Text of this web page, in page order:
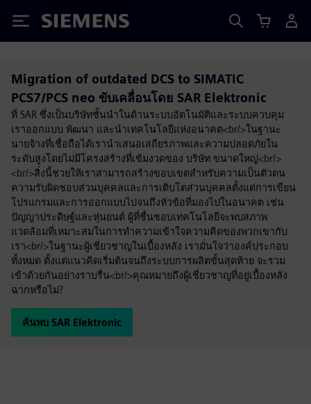
Siemens
Migration of outdated DCS to SIMATIC
PCS7/PCS neo ขับเคลื่อนโดย SAR Elektronic
ที่ SAR ซึ่งเป็นบริษัทชั้นนำในด้านระบบอัตโนมัติและระบบควบคุม
เราออกแบบ พัฒนา และนำเทคโนโลยีแห่งอนาคต<br/>ในฐานะ
นายจ้างที่เชื่อถือได้เรานำเสนอเสถียรภาพและความปลอดภัยใน
ระดับสูงโดยไม่มีโครงสร้างที่เข้มงวดของ บริษัท ขนาดใหญ่<br/>
<br/>สิ่งนี้ช่วยให้เราสามารถสร้างขอบเขตสำหรับความเป็นตัวตน
ความรับผิดชอบส่วนบุคคลและการเติบโตส่วนบุคคลตั้งแต่การเขียน
โปรแกรมและการออกแบบไปจนถึงหัวข้อที่มองไปในอนาคต เช่น
ปัญญาประดิษฐ์และหุ่นยนต์ ผู้ที่ชื่นชอบเทคโนโลยีจะพบสภาพ
แวดล้อมที่เหมาะสมในการทำความเข้าใจความคิดของพวกเขากับ
เรา<br/>ในฐานะผู้เชี่ยวชาญในเบื้องหลัง เรามั่นใจว่าองค์ประกอบ
ทั้งหมด ตั้งแต่แนวคิดเริ่มต้นจนถึงระบบการผลิตขั้นสุดท้าย จะรวม
เข้าด้วยกันอย่างราบรื่น<br/>คุณหมายถึงผู้เชี่ยวชาญที่อยู่เบื้องหลัง
ฉากหรือไม่?
ค้นพบ SAR Elektronic